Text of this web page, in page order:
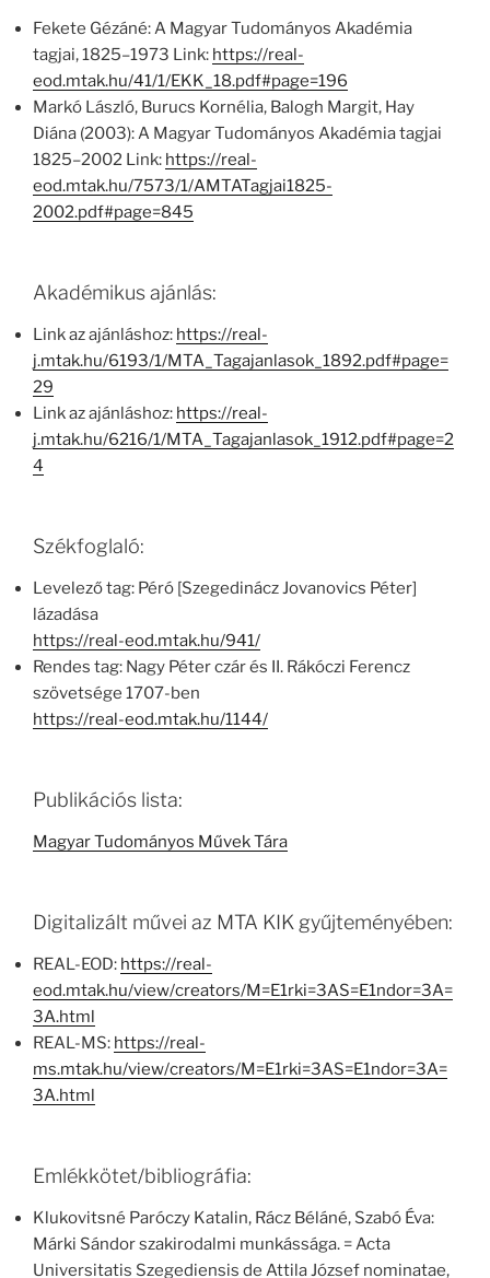
Fekete Gézáné: A Magyar Tudományos Akadémia
tagjai, 1825–1973 Link: https://real-
eod.mtak.hu/41/1/EKK_18.pdf#page=196
Markó László, Burucs Kornélia, Balogh Margit, Hay
Diána (2003): A Magyar Tudományos Akadémia tagjai
1825–2002 Link: https://real-
eod.mtak.hu/7573/1/AMTATagjai1825-
2002.pdf#page=845
Akadémikus ajánlás:
Link az ajánláshoz: https://real-
j.mtak.hu/6193/1/MTA_Tagajanlasok_1892.pdf#page=
29
Link az ajánláshoz: https://real-
j.mtak.hu/6216/1/MTA_Tagajanlasok_1912.pdf#page=2
4
Székfoglaló:
Levelező tag: Péró [Szegedinácz Jovanovics Péter]
lázadása
https://real-eod.mtak.hu/941/
Rendes tag: Nagy Péter czár és II. Rákóczi Ferencz
szövetsége 1707-ben
https://real-eod.mtak.hu/1144/
Publikációs lista:
Magyar Tudományos Művek Tára
Digitalizált művei az MTA KIK gyűjteményében:
REAL-EOD: https://real-
eod.mtak.hu/view/creators/M=E1rki=3AS=E1ndor=3A=
3A.html
REAL-MS: https://real-
ms.mtak.hu/view/creators/M=E1rki=3AS=E1ndor=3A=
3A.html
Emlékkötet/bibliográfia:
Klukovitsné Paróczy Katalin, Rácz Béláné, Szabó Éva:
Márki Sándor szakirodalmi munkássága. = Acta
Universitatis Szegediensis de Attila József nominatae,